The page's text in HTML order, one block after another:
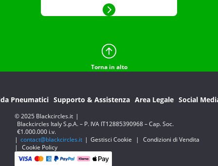
Torna in alto
Pneumatici Supporto & Assistenza Area Legale Social
© 2025 Blackcircles.it |
Blackcircles Italy S.p.A. – P. IVA IT12885390968 – Cap. Soc.
€1.000.000 i.v.
| contact@blackcircles.it | Gestisci Cookie |
Condizioni di Vendita
|
Cookie Policy